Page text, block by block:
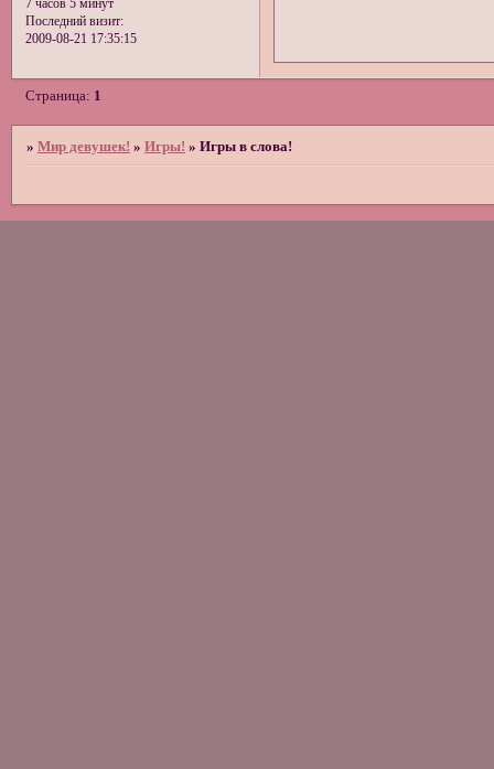
7 часов 5 минут
Последний визит:
2009-08-21 17:35:15
Страница: 1
» Мир девушек! » Игры! » Игры в слова!